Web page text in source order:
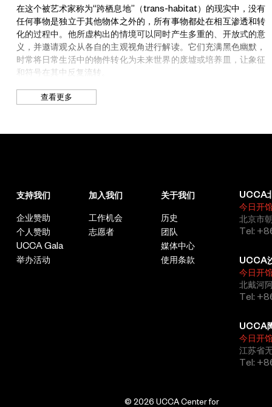
（纽约，2017）；高古轩画廊（洛杉矶，加利福尼亚，2015）及
2012和2014届蒙古大地艺术双年展。他是艺术或科学领域的重要
研究突破奖项的获得者：曾获得2017年“宝马艺术之旅”奖项，以及
2023年度施密特海洋研究所奖项。他即将参加下一届韩国光州双
年展，也将于2024年在欧洲和亚洲多地举办个展。
UCCA沙丘美术馆
岸，距北京300公里的繁荣海滨社区内。美术馆由OPEN建筑事务
系、呼应建筑形态与馆内空间的展览。美术馆由UCCA战略合作伙
伴阿那亚建设且提供资金支持，并于2018年10月起对公众开放。
在这个被艺术家称为“跨栖息地”（trans-habitat）的现实中，没有
任何事物是独立于其他物体之外的，所有事物都处在相互渗透和转
化的过程中。他所虚构出的情境可以同时产生多重的、开放式的意
义，并邀请观众从各自的主观视角进行解读。它们充满黑色幽默，
时常将日常生活中的物件转化为未来世界的废墟或培养皿，让象征
和符号在其中反复流转。
另一些作品则采用密集和过度生长的策略，层层叠加，比如“盛放
的解剖台”系列作品所捕捉到的生命和衰败之间的相对性。同时牵
阶段，城市或自然环境几近崩溃，那么废墟中的第一批开拓者和新
保藏
这个展厅里的《黄油群落》和“有其父必有其子”系列作品均在探索
保藏这一概念的谬误。就像生长出晶体的显微镜和暂时被浇筑成雕
塑形态的黄油，它们看起来是由性状相反的物质所构成，但在不同
的时间维度上，即使是看似静态、凝固的事物，也会受指纹或紫外
线影响，在时间的推移下发生微妙的变化。在辽阔的地质时间中，
了艺术史上通过博物馆陈列方式将工艺品或本土物件去语境化的做
法，使我们反思以物为中心的文化，以及它背后的那些经由代际传
查看更多
支持我们
企业赞助
个人赞助
UCCA Gala
举办活动
加入我们
工作机会
志愿者
关于我们
历史
团队
媒体中心
使用条款
UCCA
今日开
北京市
Tel:
UCCA
今日开
北戴河
Tel:
UCCA
今日开
江苏省
Tel:
© 2026 UCCA Center for